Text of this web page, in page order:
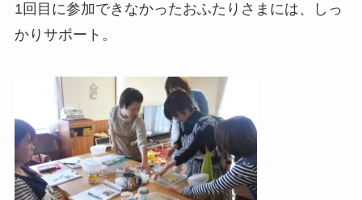
1回目に参加できなかったおふたりさまには、しっ
かりサポート。